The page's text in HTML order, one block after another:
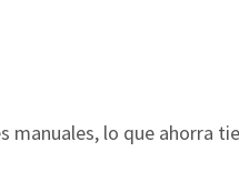
manuales, lo que ahorra